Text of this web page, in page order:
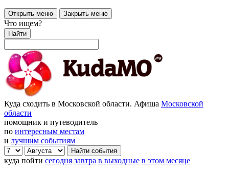
Открыть меню Закрыть меню
Что ищем?
Найти
Куда сходить в Московской области. Афиша Московской
области
помощник и путеводитель
по интересным местам
и лучшим событиям
куда пойти сегодня завтра в выходные в этом месяце